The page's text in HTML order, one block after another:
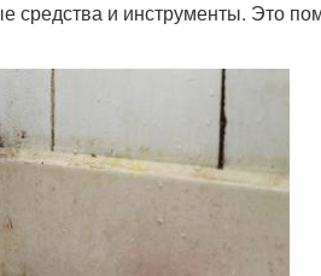
средства и инструменты. Это